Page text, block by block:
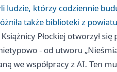
ludzie, którzy codziennie
także biblioteki z
Płockiej otworzył
- od utworu
we współpracy z AI. Ten